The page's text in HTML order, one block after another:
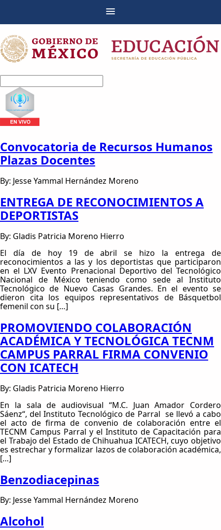
Convocatoria de Recursos Humanos
Plazas Docentes
By: Jesse Yammal Hernández Moreno
ENTREGA DE RECONOCIMIENTOS A
DEPORTISTAS
By: Gladis Patricia Moreno Hierro
El día de hoy 19 de abril se hizo la entrega de
reconocimientos a las y los deportistas que participaron
en el LXV Evento Prenacional Deportivo del Tecnológico
Nacional de México teniendo como sede al Instituto
Tecnológico de Nuevo Casas Grandes. En el evento se
dieron cita los equipos representativos de Básquetbol
femenil con su […]
PROMOVIENDO COLABORACIÓN
ACADÉMICA Y TECNOLÓGICA TECNM
CAMPUS PARRAL FIRMA CONVENIO
CON ICATECH
By: Gladis Patricia Moreno Hierro
En la sala de audiovisual “M.C. Juan Amador Cordero
Sáenz“, del Instituto Tecnológico de Parral se llevó a cabo
el acto de firma de convenio de colaboración entre el
TECNM Campus Parral y el Instituto de Capacitación para
el Trabajo del Estado de Chihuahua ICATECH, cuyo objetivo
es estrechar y formalizar lazos de colaboración académica,
[…]
Benzodiacepinas
By: Jesse Yammal Hernández Moreno
Alcohol